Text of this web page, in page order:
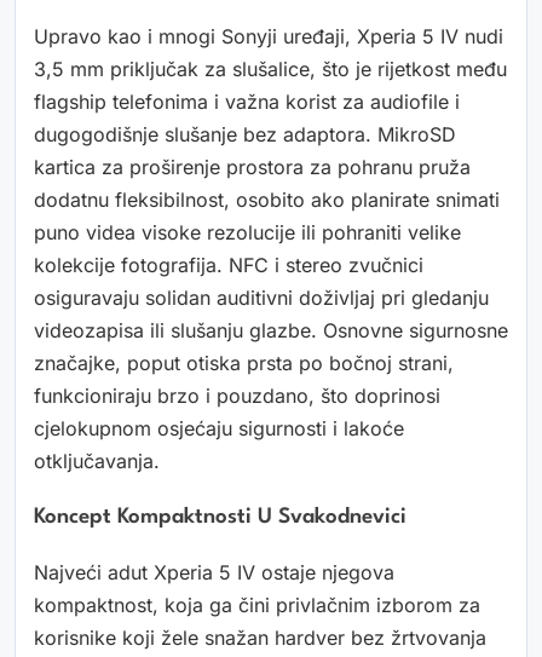
Upravo kao i mnogi Sonyji uređaji, Xperia 5 IV nudi
3,5 mm priključak za slušalice, što je rijetkost među
flagship telefonima i važna korist za audiofile i
dugogodišnje slušanje bez adaptora. MikroSD
kartica za proširenje prostora za pohranu pruža
dodatnu fleksibilnost, osobito ako planirate snimati
puno videa visoke rezolucije ili pohraniti velike
kolekcije fotografija. NFC i stereo zvučnici
osiguravaju solidan auditivni doživljaj pri gledanju
videozapisa ili slušanju glazbe. Osnovne sigurnosne
značajke, poput otiska prsta po bočnoj strani,
funkcioniraju brzo i pouzdano, što doprinosi
cjelokupnom osjećaju sigurnosti i lakoće
otključavanja.
Koncept Kompaktnosti U Svakodnevici
Najveći adut Xperia 5 IV ostaje njegova
kompaktnost, koja ga čini privlačnim izborom za
korisnike koji žele snažan hardver bez žrtvovanja